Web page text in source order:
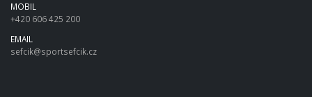
MOBIL
+420 606 425 200
EMAIL
sefcik@sportsefcik.cz